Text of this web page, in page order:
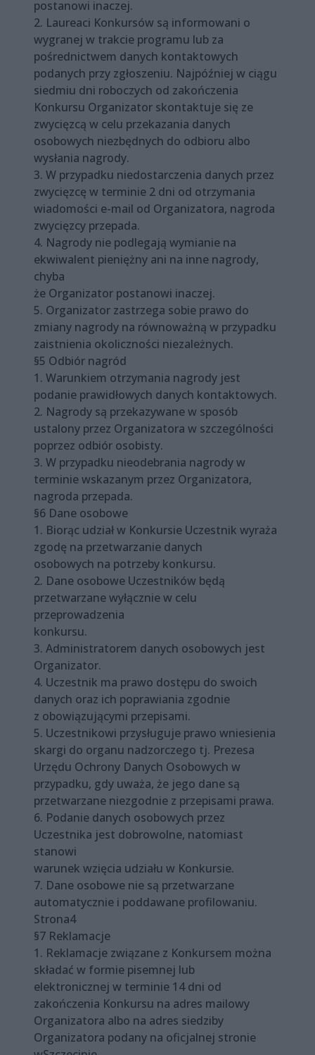
postanowi inaczej.
2. Laureaci Konkursów są informowani o
wygranej w trakcie programu lub za
pośrednictwem danych kontaktowych
podanych przy zgłoszeniu. Najpóźniej w ciągu
siedmiu dni roboczych od zakończenia
Konkursu Organizator skontaktuje się ze
zwycięzcą w celu przekazania danych
osobowych niezbędnych do odbioru albo
wysłania nagrody.
3. W przypadku niedostarczenia danych przez
zwycięzcę w terminie 2 dni od otrzymania
wiadomości e-mail od Organizatora, nagroda
zwycięzcy przepada.
4. Nagrody nie podlegają wymianie na
ekwiwalent pieniężny ani na inne nagrody,
chyba
że Organizator postanowi inaczej.
5. Organizator zastrzega sobie prawo do
zmiany nagrody na równoważną w przypadku
zaistnienia okoliczności niezależnych.
§5 Odbiór nagród
1. Warunkiem otrzymania nagrody jest
podanie prawidłowych danych kontaktowych.
2. Nagrody są przekazywane w sposób
ustalony przez Organizatora w szczególności
poprzez odbiór osobisty.
3. W przypadku nieodebrania nagrody w
terminie wskazanym przez Organizatora,
nagroda przepada.
§6 Dane osobowe
1. Biorąc udział w Konkursie Uczestnik wyraża
zgodę na przetwarzanie danych
osobowych na potrzeby konkursu.
2. Dane osobowe Uczestników będą
przetwarzane wyłącznie w celu
przeprowadzenia
konkursu.
3. Administratorem danych osobowych jest
Organizator.
4. Uczestnik ma prawo dostępu do swoich
danych oraz ich poprawiania zgodnie
z obowiązującymi przepisami.
5. Uczestnikowi przysługuje prawo wniesienia
skargi do organu nadzorczego tj. Prezesa
Urzędu Ochrony Danych Osobowych w
przypadku, gdy uważa, że jego dane są
przetwarzane niezgodnie z przepisami prawa.
6. Podanie danych osobowych przez
Uczestnika jest dobrowolne, natomiast
stanowi
warunek wzięcia udziału w Konkursie.
7. Dane osobowe nie są przetwarzane
automatycznie i poddawane profilowaniu.
Strona4
§7 Reklamacje
1. Reklamacje związane z Konkursem można
składać w formie pisemnej lub
elektronicznej w terminie 14 dni od
zakończenia Konkursu na adres mailowy
Organizatora albo na adres siedziby
Organizatora podany na oficjalnej stronie